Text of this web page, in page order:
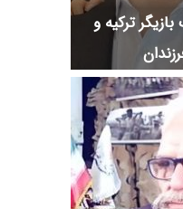
ترکیه و